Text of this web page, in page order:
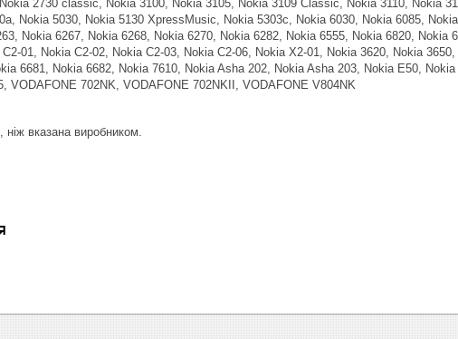
2730 classic, Nokia 3100, Nokia 3105, Nokia 3109 Classic, Nokia 3110, Nokia
Nokia 5030, Nokia 5130 XpressMusic, Nokia 5303c, Nokia 6030, Nokia 6085,
Nokia 6267, Nokia 6268, Nokia 6270, Nokia 6282, Nokia 6555, Nokia 6820, Nokia
01, Nokia C2-02, Nokia C2-03, Nokia C2-06, Nokia X2-01, Nokia 3620, Nokia
6681, Nokia 6682, Nokia 7610, Nokia Asha 202, Nokia Asha 203, Nokia E50,
VODAFONE 702NK, VODAFONE 702NKII, VODAFONE V804NK
вказана виробником.